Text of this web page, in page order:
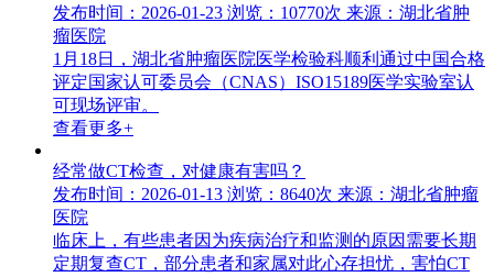
发布时间：2026-01-23 浏览：10770次 来源：湖北省肿
瘤医院
1月18日，湖北省肿瘤医院医学检验科顺利通过中国合格
评定国家认可委员会（CNAS）ISO15189医学实验室认
可现场评审。
查看更多+
经常做CT检查，对健康有害吗？
发布时间：2026-01-13 浏览：8640次 来源：湖北省肿瘤
医院
临床上，有些患者因为疾病治疗和监测的原因需要长期
定期复查CT，部分患者和家属对此心存担忧，害怕CT